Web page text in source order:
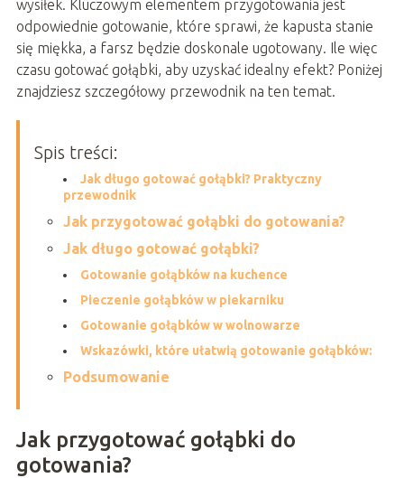
wysiłek. Kluczowym elementem przygotowania jest
odpowiednie gotowanie, które sprawi, że kapusta stanie
się miękka, a farsz będzie doskonale ugotowany. Ile więc
czasu gotować gołąbki, aby uzyskać idealny efekt? Poniżej
znajdziesz szczegółowy przewodnik na ten temat.
Spis treści:
Jak długo gotować gołąbki? Praktyczny
przewodnik
Jak przygotować gołąbki do gotowania?
Jak długo gotować gołąbki?
Gotowanie gołąbków na kuchence
Pieczenie gołąbków w piekarniku
Gotowanie gołąbków w wolnowarze
Wskazówki, które ułatwią gotowanie gołąbków:
Podsumowanie
Jak przygotować gołąbki do
gotowania?